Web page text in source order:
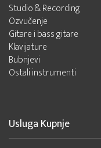
Studio & Recording
Ozvučenje
Gitare i bass gitare
Klavijature
Bubnjevi
Ostali instrumenti
Usluga Kupnje